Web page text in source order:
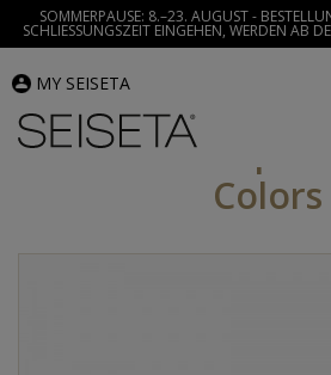
SOMMERPAUSE: 8.–23. AUGUST -
SCHLIESSUNGSZEIT EINGEHEN, WERDEN AB
MY SEISETA
Invisible Clip-In
Colors